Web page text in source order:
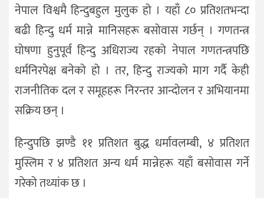
नेपाल विश्वमै हिन्दुबहुल मुलुक हो । यहाँ ८० प्रतिशतभन्दा
बढी हिन्दु धर्म मान्ने मानिसहरू बसोवास गर्छन् । गणतन्त्र
घोषणा हुनुपूर्व हिन्दु अधिराज्य रहको नेपाल गणतन्त्रपछि
धर्मनिरपेक्ष बनेको हो । तर, हिन्दु राज्यको माग गर्दै केही
राजनीतिक दल र समूहहरू निरन्तर आन्दोलन र अभियानमा
सक्रिय छन् ।
हिन्दुपछि झण्डै ११ प्रतिशत बुद्ध धर्मावलम्बी, ४ प्रतिशत
मुस्लिम र ४ प्रतिशत अन्य धर्म मान्नेहरू यहाँ बसोवास गर्ने
गरेको तथ्यांक छ ।